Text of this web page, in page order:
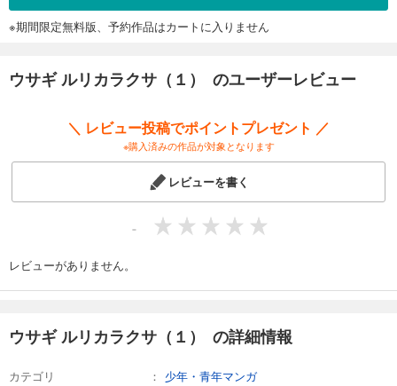
※期間限定無料版、予約作品はカートに入りません
ウサギ ルリカラクサ（１） のユーザーレビュー
＼ レビュー投稿でポイントプレゼント ／
※購入済みの作品が対象となります
レビューを書く
-
レビューがありません。
ウサギ ルリカラクサ（１） の詳細情報
カテゴリ
少年・青年マンガ